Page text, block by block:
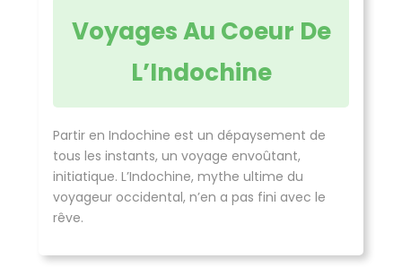
Voyages Au Coeur De
L’Indochine
Partir en Indochine est un dépaysement de
tous les instants, un voyage envoûtant,
initiatique. L’Indochine, mythe ultime du
voyageur occidental, n’en a pas fini avec le
rêve.